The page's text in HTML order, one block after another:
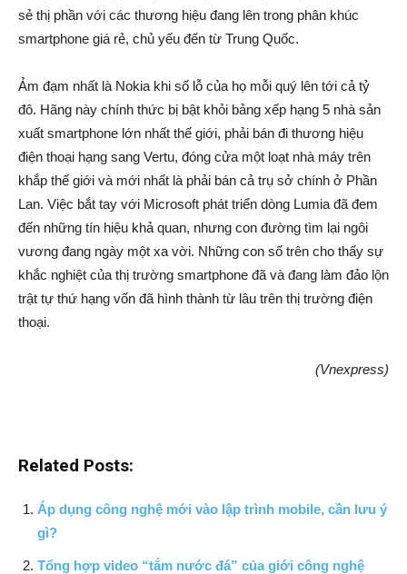
sẻ thị phần với các thương hiệu đang lên trong phân khúc
smartphone giá rẻ, chủ yếu đến từ Trung Quốc.
Ảm đạm nhất là Nokia khi số lỗ của họ mỗi quý lên tới cả tỷ
đô. Hãng này chính thức bị bật khỏi bảng xếp hạng 5 nhà sản
xuất smartphone lớn nhất thế giới, phải bán đi thương hiệu
điện thoại hạng sang Vertu, đóng cửa một loạt nhà máy trên
khắp thế giới và mới nhất là phải bán cả trụ sở chính ở Phần
Lan. Việc bắt tay với Microsoft phát triển dòng Lumia đã đem
đến những tín hiệu khả quan, nhưng con đường tìm lại ngôi
vương đang ngày một xa vời. Những con số trên cho thấy sự
khắc nghiệt của thị trường smartphone đã và đang làm đảo lộn
trật tự thứ hạng vốn đã hình thành từ lâu trên thị trường điện
thoại.
(Vnexpress)
Related Posts:
Áp dụng công nghệ mới vào lập trình mobile, cần lưu ý
gì?
Tổng hợp video “tắm nước đá” của giới công nghệ